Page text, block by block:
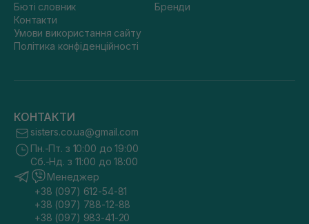
Бюті словник
Контакти
Умови використання сайту
Політика конфіденційності
Бренди
КОНТАКТИ
sisters.co.ua@gmail.com
Пн.-Пт. з 10:00 до 19:00
Сб.-Нд. з 11:00 до 18:00
Менеджер
+38 (097) 612-54-81
+38 (097) 788-12-88
+38 (097) 983-41-20